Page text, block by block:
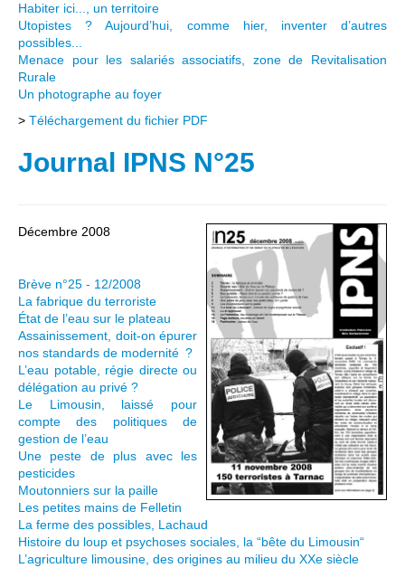
Habiter ici..., un territoire
Utopistes ? Aujourd’hui, comme hier, inventer d’autres
possibles...
Menace pour les salariés associatifs, zone de Revitalisation
Rurale
Un photographe au foyer
> Téléchargement du fichier PDF
Journal IPNS N°25
Décembre 2008
Brève n°25 - 12/2008
La fabrique du terroriste
État de l’eau sur le plateau
Assainissement, doit-on épurer
nos standards­­ de modernité ?
L’eau potable, régie directe ou
délégation au privé ?
Le Limousin, laissé pour
compte des politiques de
gestion de l’eau
Une peste de plus avec les
pesticides
Moutonniers sur la paille
Les petites mains de Felletin
La ferme des possibles, Lachaud
Histoire du loup et psychoses sociales, la “bête du Limousin“
L’agriculture limousine, des origines au milieu du XXe siècle